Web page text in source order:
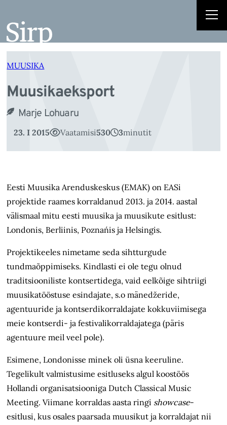
juurde
MUUSIKA
Muusikaeksport
Marje Lohuaru
23. I 2015 Vaatamisi530 3minutit
Eesti Muusika Arenduskeskus (EMAK) on EASi
projektide raames korraldanud 2013. ja 2014. aastal
välismaal mitu eesti muusika ja muusikute esitlust:
Londonis, Berliinis, Poznańis ja Helsingis.
Projektikeeles nimetame seda sihtturgude
tundmaõppimiseks. Kindlasti ei ole tegu olnud
traditsiooniliste kontsertidega, vaid eelkõige sihtriigi
muusikatööstuse esindajate, s.o mänedžeride,
agentuuride ja kontserdikorraldajate kokkuviimisega
meie kontserdi- ja festivalikorraldajatega (päris
agentuure meil veel pole).
Esimene, Londonisse minek oli üsna keeruline.
Tegelikult valmistusime esitluseks algul koostöös
Hollandi organisatsiooniga Dutch Classical Music
Meeting. Viimane korraldas aasta ringi showcase-
esitlusi, kus osales paarsada muusikut ja korraldajat nii